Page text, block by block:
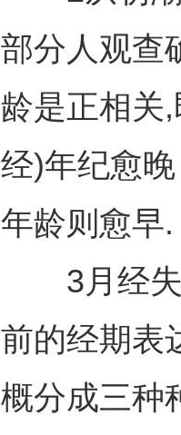
部分人观查
龄是正相关
经)年纪愈
年龄则愈早.
3月经
前的经期表
概分成三种